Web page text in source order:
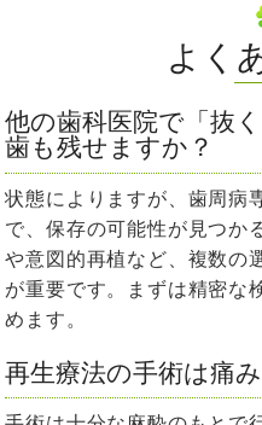
よく
他の歯科医院で「抜
歯も残せますか？
状態によりますが、歯周病
で、保存の可能性が見つか
や意図的再植など、複数の
が重要です。まずは精密な
めます。
再生療法の手術は痛